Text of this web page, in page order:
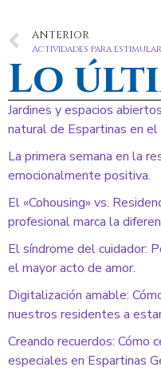
ANTERIOR
Lo
Jardines y espacios
natural de Espartinas en el
La primera semana en la
emocionalmente positiva.
El «Cohousing» vs.
profesional marca la
El síndrome del cuidador:
el mayor acto de amor.
Digitalización amable:
nuestros residentes a
Creando recuerdos: Cómo
especiales en Espartinas